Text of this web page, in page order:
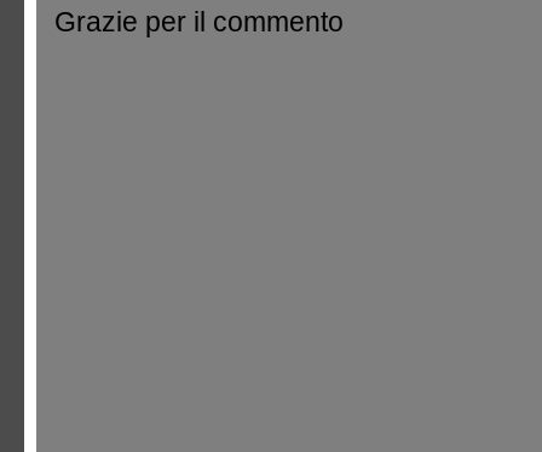
Grazie per il commento